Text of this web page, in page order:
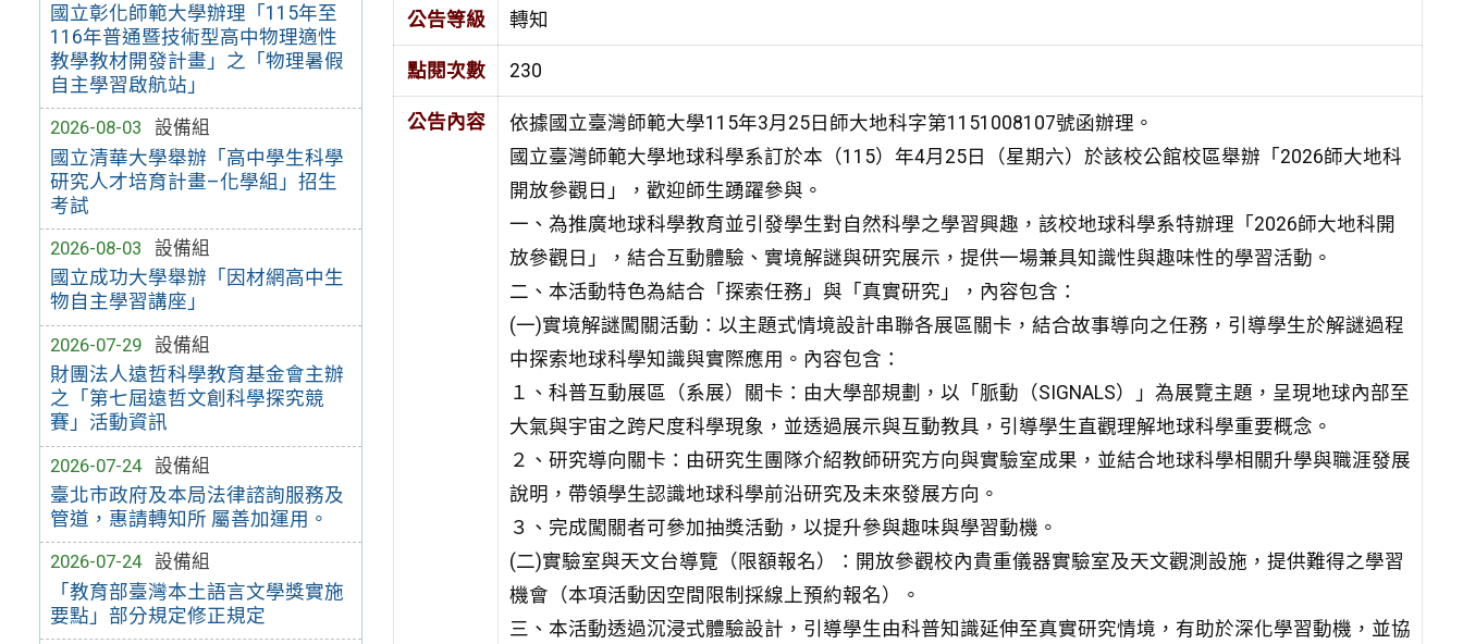
國立彰化師範大學辦理「115年至
116年普通暨技術型高中物理適性
教學教材開發計畫」之「物理暑假
自主學習啟航站」
2026-08-03
設備組
國立清華大學舉辦「高中學生科學
研究人才培育計畫–化學組」招生
考試
2026-08-03
設備組
國立成功大學舉辦「因材網高中生
物自主學習講座」
2026-07-29
設備組
財團法人遠哲科學教育基金會主辦
之「第七屆遠哲文創科學探究競
賽」活動資訊
2026-07-24
設備組
臺北市政府及本局法律諮詢服務及
管道，惠請轉知所 屬善加運用。
2026-07-24
設備組
「教育部臺灣本土語言文學獎實施
要點」部分規定修正規定
公告等級 轉知
點閱次數 230
公告內容
依據國立臺灣師範大學115年3月25日師大地科字第1151008107號函辦理。
國立臺灣師範大學地球科學系訂於本（115）年4月25日（星期六）於該校公館校區舉辦「2026師大地科
開放參觀日」，歡迎師生踴躍參與。
一、為推廣地球科學教育並引發學生對自然科學之學習興趣，該校地球科學系特辦理「2026師大地科開
放參觀日」，結合互動體驗、實境解謎與研究展示，提供一場兼具知識性與趣味性的學習活動。
二、本活動特色為結合「探索任務」與「真實研究」，內容包含：
(一)實境解謎闖關活動：以主題式情境設計串聯各展區關卡，結合故事導向之任務，引導學生於解謎過程
中探索地球科學知識與實際應用。內容包含：
１、科普互動展區（系展）關卡：由大學部規劃，以「脈動（SIGNALS）」為展覽主題，呈現地球內部至
大氣與宇宙之跨尺度科學現象，並透過展示與互動教具，引導學生直觀理解地球科學重要概念。
２、研究導向關卡：由研究生團隊介紹教師研究方向與實驗室成果，並結合地球科學相關升學與職涯發展
說明，帶領學生認識地球科學前沿研究及未來發展方向。
３、完成闖關者可參加抽獎活動，以提升參與趣味與學習動機。
(二)實驗室與天文台導覽（限額報名）：開放參觀校內貴重儀器實驗室及天文觀測設施，提供難得之學習
機會（本項活動因空間限制採線上預約報名）。
三、本活動透過沉浸式體驗設計，引導學生由科普知識延伸至真實研究情境，有助於深化學習動機，並協